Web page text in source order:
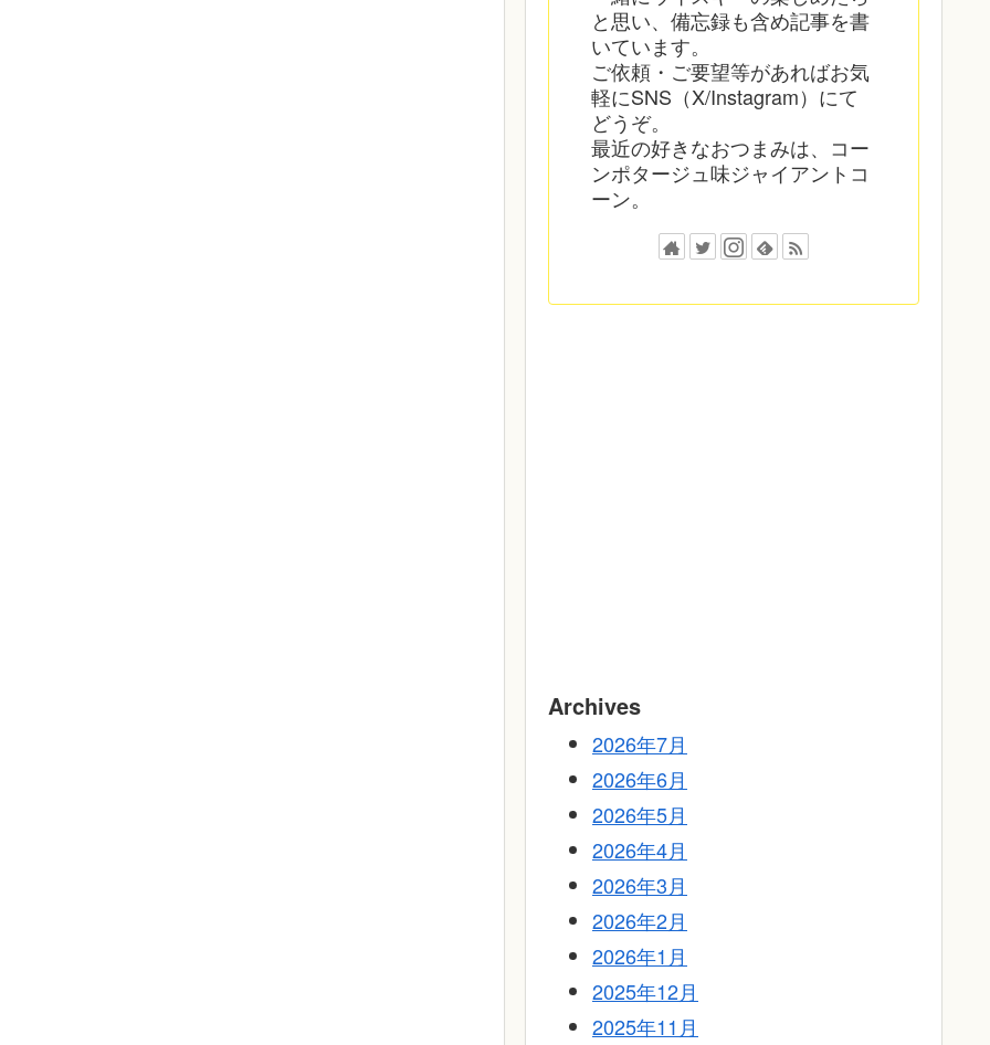
と思い、備忘録も含め記事を書
いています。
ご依頼・ご要望等があればお気
軽にSNS（X/Instagram）にて
どうぞ。
最近の好きなおつまみは、コー
ンポタージュ味ジャイアントコ
ーン。
Archives
2026年7月
2026年6月
2026年5月
2026年4月
2026年3月
2026年2月
2026年1月
2025年12月
2025年11月